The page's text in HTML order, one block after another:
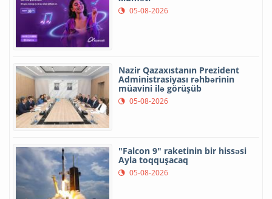
05-08-2026
Nazir Qazaxıstanın Prezident
Administrasiyası rəhbərinin
müavini ilə görüşüb
05-08-2026
"Falcon 9" raketinin bir hissəsi
Ayla toqquşacaq
05-08-2026